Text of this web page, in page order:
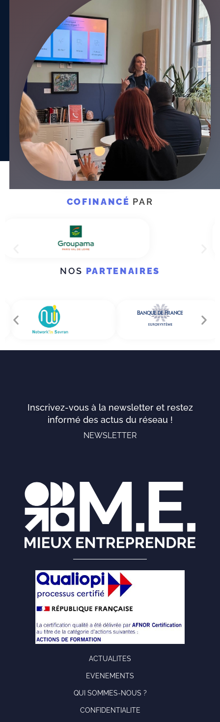
COFINANCÉ PAR
NOS PARTENAIRES
Inscrivez-vous à la newsletter et restez
informé des actus du réseau !
NEWSLETTER
ACTUALITES
EVENEMENTS
QUI SOMMES-NOUS ?
CONFIDENTIALITE